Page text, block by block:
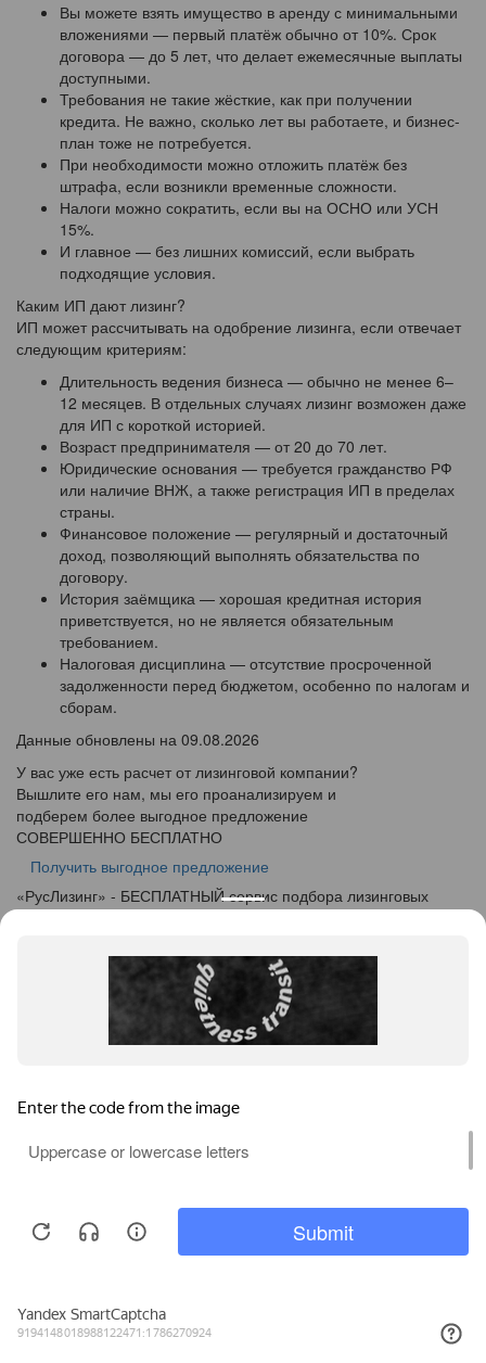
Вы можете взять имущество в аренду с минимальными
вложениями — первый платёж обычно от 10%. Срок
договора — до 5 лет, что делает ежемесячные выплаты
доступными.
Требования не такие жёсткие, как при получении
кредита. Не важно, сколько лет вы работаете, и бизнес-
план тоже не потребуется.
При необходимости можно отложить платёж без
штрафа, если возникли временные сложности.
Налоги можно сократить, если вы на ОСНО или УСН
15%.
И главное — без лишних комиссий, если выбрать
подходящие условия.
Каким ИП дают лизинг?
ИП может рассчитывать на одобрение лизинга, если отвечает
следующим критериям:
Длительность ведения бизнеса — обычно не менее 6–
12 месяцев. В отдельных случаях лизинг возможен даже
для ИП с короткой историей.
Возраст предпринимателя — от 20 до 70 лет.
Юридические основания — требуется гражданство РФ
или наличие ВНЖ, а также регистрация ИП в пределах
страны.
Финансовое положение — регулярный и достаточный
доход, позволяющий выполнять обязательства по
договору.
История заёмщика — хорошая кредитная история
приветствуется, но не является обязательным
требованием.
Налоговая дисциплина — отсутствие просроченной
задолженности перед бюджетом, особенно по налогам и
сборам.
Данные обновлены на 09.08.2026
У вас уже есть расчет от лизинговой компании?
Вышлите его нам, мы его проанализируем и
подберем более выгодное предложение
СОВЕРШЕННО БЕСПЛАТНО
Получить выгодное предложение
«РусЛизинг» - БЕСПЛАТНЫЙ сервис подбора лизинговых
+7 (495) 103-49-76
143405, Московская область, г. Красногорск, ул. Вокзальная,
Калькулятор
Кейсы Клиентам
О компании
Контакты
Политика конфиденциальности
Пользуясь услугами интернет-сайта
https://krasnogorsk.ruslease.ru/ и его сервисами, вы